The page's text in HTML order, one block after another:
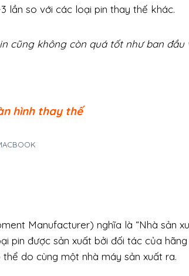
lần so với các loại pin thay thế khác.
cũng không còn quá tốt như ban đầu
hình thay thế
Manufacturer) nghĩa là “Nhà sản
pin được sản xuất bởi đối tác của
do cùng một nhà máy sản xuất ra.